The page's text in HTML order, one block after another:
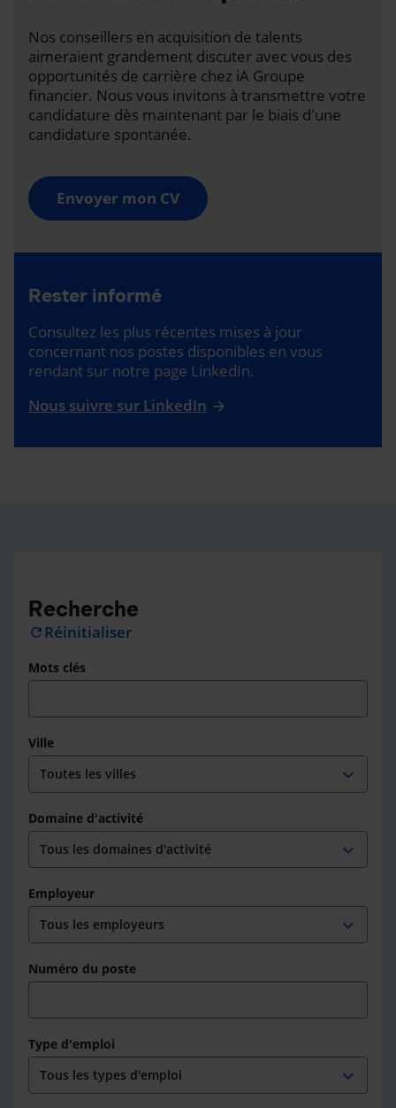
Nos conseillers en acquisition de talents
aimeraient grandement discuter avec vous des
opportunités de carrière chez iA Groupe
financier. Nous vous invitons à transmettre votre
candidature dès maintenant par le biais d'une
candidature spontanée.
Envoyer mon CV
Rester informé
Consultez les plus récentes mises à jour
concernant nos postes disponibles en vous
rendant sur notre page LinkedIn.
Nous suivre sur LinkedIn
Recherche
refresh Réinitialiser
Mots clés
Ville
expand_more
Domaine d'activité
expand_more
Employeur
expand_more
Numéro du poste
Type d'emploi
expand_more